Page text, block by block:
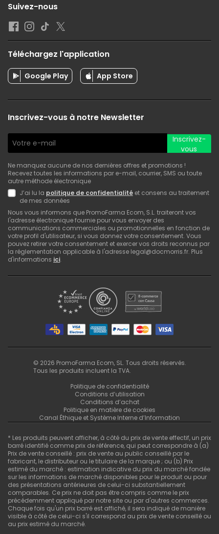
Suivez-nous
Téléchargez l'application
Google Play App Store
Inscrivez-vous à notre Newsletter
Inscrivez-
vous
Ne manquez aucune de nos dernières offres et promotions !
Recevez toutes les informations par e-mail, courrier, SMS ou toute
autre méthode électronique
J’ai lu la politique de confidentialité et consens au traitement
de mes données
Nous vous informons que PromoFarma Ecom, S.L. traiteront vos
l'adresse électronique fournie pour vous envoyer des
communications commerciales ou promotionnelles en fonction de
votre profil d'utilisateur, si vous donnez votre consentement. Vous
pouvez retirer votre consentement et exercer vos droits reconnus par
la réglementation applicable à l'adresse legal@docmorris.fr. Plus
d'informations ici.
© 2026 PromoFarma Ecom, SL. Tous droits réservés.
Tous les produits incluent la TVA.
Politique de confidentialité
Conditions d’utilisation
Conditions d’achat
Politique en matière de cookies
Canal Éthique et Système Interne d’Information
* Les produits peuvent afficher, à côté du prix de vente effectif, un prix
barré identifié comme prix de référence, qui peut correspondre à (a)
Prix de vente conseillé : prix de vente au public conseillé par le
fabricant, le distributeur ou le titulaire de la marque ; ou (b) Prix
estimé du marché : estimation indicative du prix du marché fondée
sur les informations de marché disponibles pour le produit ou pour
des présentations antérieures de celui-ci substantiellement
comparables. Ce prix ne doit pas être compris comme le prix
précédemment appliqué par notre site ou par d'autres commerces.
Chaque fois qu'un prix barré est affiché, il sera indiqué de manière
visible à côté de celui-ci s'il correspond au prix de vente conseillé ou
au prix estimé du marché.